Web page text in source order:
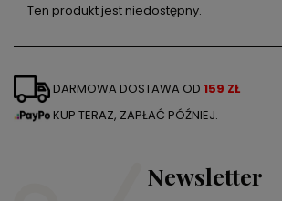
Ten produkt jest niedostępny.
DARMOWA DOSTAWA OD 159 ZŁ
KUP TERAZ, ZAPŁAĆ PÓŹNIEJ.
Newsletter